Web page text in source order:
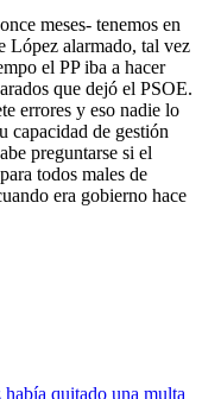
meses- tenemos en
López alarmado, tal vez
el PP iba a hacer
que dejó el PSOE.
errores y eso nadie lo
capacidad de gestión
preguntarse si el
todos males de
era gobierno hace
quitado una multa